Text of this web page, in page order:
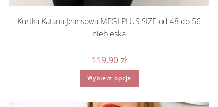
Kurtka Katana Jeansowa MEGI PLUS SIZE od 48 do 56
niebieska
119.90 zł
Wybierz opcje
Ten
ma